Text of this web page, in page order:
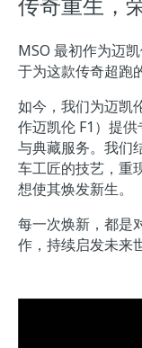
MSO 最初作为迈
于为这款传奇超跑
如今，我们为迈凯
作迈凯伦 F1）提
与典藏服务。我们
车工匠的技艺，重
想使其焕发新生。
每一次焕新，都是
作，持续启发未来